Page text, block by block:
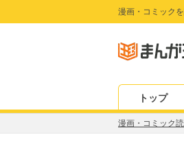
漫画・コミック
トップ
漫画・コミック